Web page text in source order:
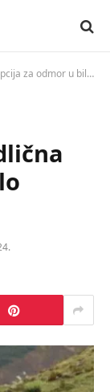
u bilo kojem delu godine?